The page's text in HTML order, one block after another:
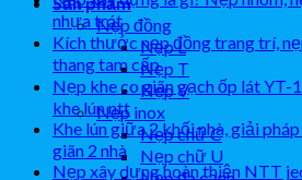
Nẹp đồng
Nẹp L
Nẹp T
Nẹp V
Nẹp inox
Nẹp chữ C
Nẹp chữ U
nhựa trát
Kích thước nẹp đồng trang trí,
thang tam cấp
Nẹp khe co giãn gạch ốp lát YT-
khe lún ntt
Khe lún giữa 2 khối nhà, giải
giãn 2 nhà
Nẹp xây dựng hoàn thiện NTT